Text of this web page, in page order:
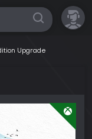
Upgrade